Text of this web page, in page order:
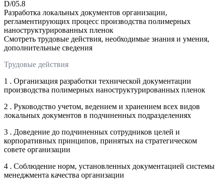
D/05.8
Разработка локальных документов организации,
регламентирующих процесс производства полимерных
наноструктурированных пленок
Смотреть трудовые действия, необходимые знания и умения,
дополнительные сведения
Трудовые действия
1 . Организация разработки технической документации
производства полимерных наноструктурированных пленок
2 . Руководство учетом, ведением и хранением всех видов
локальных документов в подчиненных подразделениях
3 . Доведение до подчиненных сотрудников целей и
корпоративных принципов, принятых на стратегическом
совете организации
4 . Соблюдение норм, установленных документацией системы
менеджмента качества организации